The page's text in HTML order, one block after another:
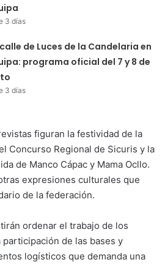
3 días
de Luces de la Candelaria en
programa oficial del 7 y 8 de
3 días
figuran la festividad de la
Concurso Regional de Sicuris y la
de Manco Cápac y Mama Ocllo.
expresiones culturales que
de la federación.
ordenar el trabajo de los
de las bases y
logísticos que demanda una